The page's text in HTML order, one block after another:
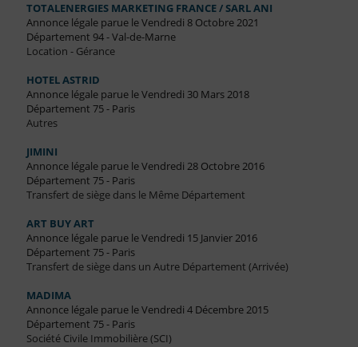
TOTALENERGIES MARKETING FRANCE / SARL ANI
Annonce légale parue le Vendredi 8 Octobre 2021
Département 94 - Val-de-Marne
Location - Gérance
HOTEL ASTRID
Annonce légale parue le Vendredi 30 Mars 2018
Département 75 - Paris
Autres
JIMINI
Annonce légale parue le Vendredi 28 Octobre 2016
Département 75 - Paris
Transfert de siège dans le Même Département
ART BUY ART
Annonce légale parue le Vendredi 15 Janvier 2016
Département 75 - Paris
Transfert de siège dans un Autre Département (Arrivée)
MADIMA
Annonce légale parue le Vendredi 4 Décembre 2015
Département 75 - Paris
Société Civile Immobilière (SCI)